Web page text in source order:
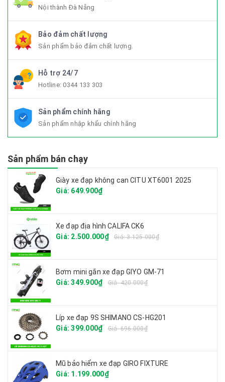
Nội thành Đà Nẵng
Bảo đảm chất lượng
Sản phẩm bảo đảm chất lượng.
Hỗ trợ 24/7
Hotline:0344 133 303
Sản phẩm chính hãng
Sản phẩm nhập khẩu chính hãng
Sản phẩm bán chạy
Giày xe đạp không can CITU XT6001 2025
Giá: 649.900₫
Xe đạp địa hình CALIFA CK6
Giá: 2.500.000₫
Giá: 3.125.000₫
Bơm mini gắn xe đạp GIYO GM-71
Giá: 349.900₫
Giá: 420.000₫
Líp xe đạp 9S SHIMANO CS-HG201
Giá: 399.000₫
Giá: 696.000₫
Mũ bảo hiểm xe đạp GIRO FIXTURE
Giá: 1.199.000₫